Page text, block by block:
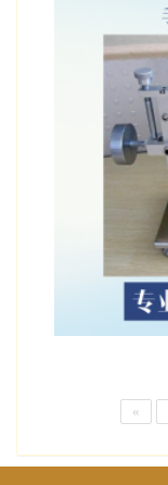
«